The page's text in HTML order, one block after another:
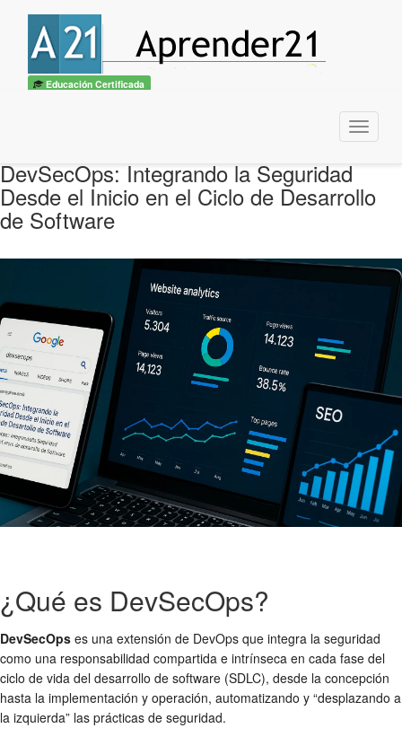
Educación Certificada
Menu
DevSecOps: Integrando la Seguridad
Desde el Inicio en el Ciclo de Desarrollo
de Software
¿Qué es DevSecOps?
DevSecOps es una extensión de DevOps que integra la seguridad
como una responsabilidad compartida e intrínseca en cada fase del
ciclo de vida del desarrollo de software (SDLC), desde la concepción
hasta la implementación y operación, automatizando y “desplazando a
la izquierda” las prácticas de seguridad.